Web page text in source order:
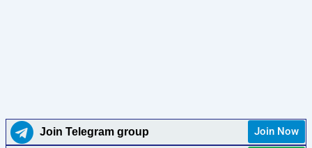
Join Telegram group Join Now